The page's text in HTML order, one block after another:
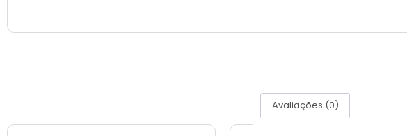
Avaliações (0)